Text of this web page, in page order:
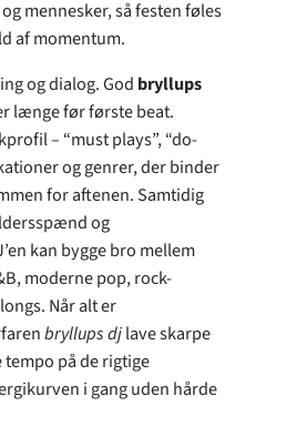
mennesker, så festen føles
af momentum.
og dialog. God bryllups
længe før første beat.
– “must plays”, “do-
og genrer, der binder
for aftenen. Samtidig
og
kan bygge bro mellem
moderne pop, rock-
Når alt er
bryllups djlave skarpe
på de rigtige
i gang uden hårde